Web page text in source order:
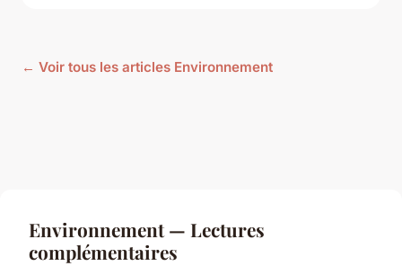
← Voir tous les articles Environnement
Environnement — Lectures
complémentaires